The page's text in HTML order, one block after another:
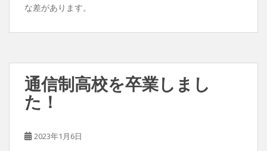
な差があります。
通信制高校を卒業しまし
た！
2023年1月6日